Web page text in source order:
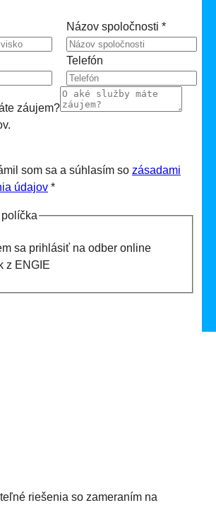
Názov spoločnosti *
Telefón
záujem?
som sa a súhlasím so zásadami
údajov *
sa prihlásiť na odber online
z ENGIE
riešenia so zameraním na